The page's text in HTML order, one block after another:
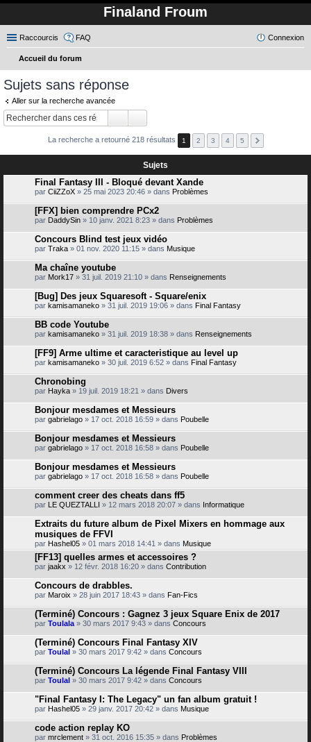
Finaland Froum
Raccourcis FAQ Connexion
Accueil du forum
Sujets sans réponse
Aller sur la recherche avancée
La recherche a retourné 218 résultats 1 2 3 4 5
Sujets
Final Fantasy III - Bloqué devant Xande
par CiiZZoX » 25 mai 2023 20:46 » dans Problèmes
[FFX] bien comprendre PCx2
par DaddySin » 10 janv. 2021 8:23 » dans Problèmes
Concours Blind test jeux vidéo
par Traka » 01 nov. 2020 11:15 » dans Musique
Ma chaîne youtube
par Mork17 » 31 juil. 2019 21:10 » dans Renseignements
[Bug] Des jeux Squaresoft - Square/enix
par kamisamaneko » 31 juil. 2019 19:06 » dans Final Fantasy
BB code Youtube
par kamisamaneko » 31 juil. 2019 18:38 » dans Renseignements
[FF9] Arme ultime et caracteristique au level up
par kamisamaneko » 30 juil. 2019 6:52 » dans Final Fantasy
Chronobing
par Hayka » 19 juil. 2019 18:21 » dans Divers
Bonjour mesdames et Messieurs
par gabrielago » 17 oct. 2018 16:59 » dans Poubelle
Bonjour mesdames et Messieurs
par gabrielago » 17 oct. 2018 16:58 » dans Poubelle
Bonjour mesdames et Messieurs
par gabrielago » 17 oct. 2018 16:58 » dans Poubelle
comment creer des cheats dans ff5
par LE QUEZTALLI » 12 mars 2018 20:07 » dans Informatique
Extraits du future album de Pixel Mixers en hommage aux
musiques de FFVI
par Hashel05 » 01 mars 2018 14:41 » dans Musique
[FF13] quelles armes et accessoires ?
par jaakx » 12 févr. 2018 16:20 » dans Contribution
Concours de drabbles.
par Maroix » 28 juin 2017 18:43 » dans Fan-Fics
(Terminé) Concours : Gagnez 3 jeux Square Enix de 2017
par Toulala » 30 mars 2017 9:43 » dans Concours
(Terminé) Concours Final Fantasy XIV
par Toulal » 30 mars 2017 9:42 » dans Concours
(Terminé) Concours La légende Final Fantasy VIII
par Toulal » 30 mars 2017 9:42 » dans Concours
"Final Fantasy I: The Legacy" un fan album gratuit !
par Hashel05 » 29 janv. 2017 20:42 » dans Musique
code action replay KO
par mrclement » 31 oct. 2016 15:35 » dans Problèmes